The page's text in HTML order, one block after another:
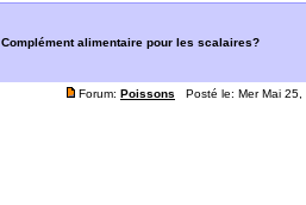
Complément alimentaire pour les scalaires?
Forum: Poissons Posté le: Mer Mai